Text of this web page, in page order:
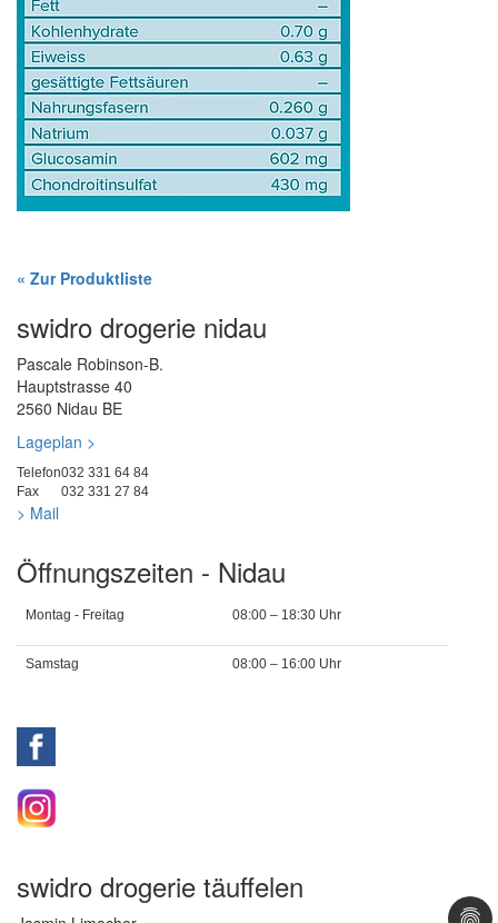
« Zur Produktliste
swidro drogerie nidau
Pascale Robinson-B.
Hauptstrasse 40
2560 Nidau BE
Lageplan >
Telefon032 331 64 84
Fax
032 331 27 84
> Mail
Öffnungszeiten - Nidau
Montag - Freitag 08:00 – 18:30 Uhr
Samstag 08:00 – 16:00 Uhr
swidro drogerie täuffelen